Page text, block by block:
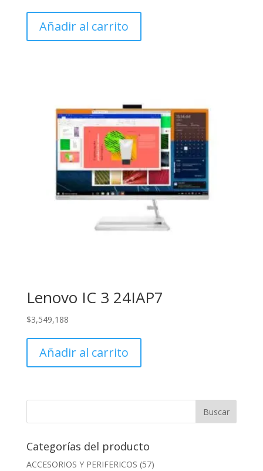
Añadir al carrito
Lenovo IC 3 24IAP7
$3,549,188
Añadir al carrito
Categorías del producto
ACCESORIOS Y PERIFERICOS (57)